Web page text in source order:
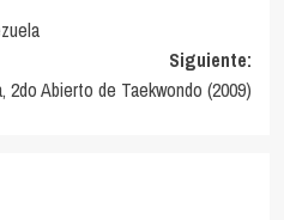
Siguiente:
2do Abierto de Taekwondo (2009)